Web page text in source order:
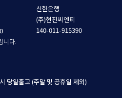
니다.
신한은행
(주)현진씨엔티
140-011-915390
당일출고 (주말 및 공휴일 제외)